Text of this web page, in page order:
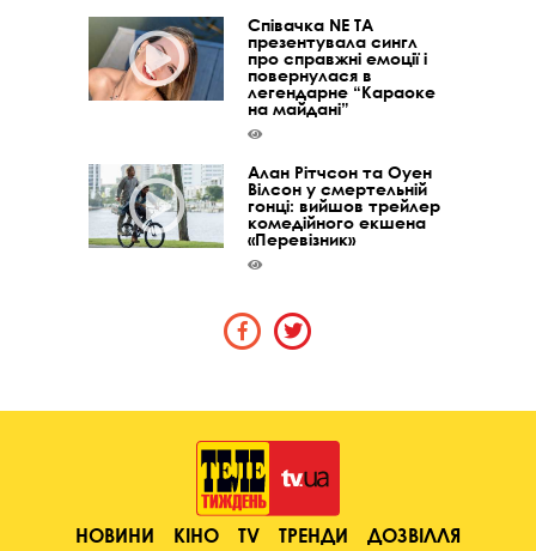
Співачка NE TA
презентувала сингл
про справжні емоції і
повернулася в
легендарне “Караоке
на майдані”
Алан Рітчсон та Оуен
Вілсон у смертельній
гонці: вийшов трейлер
комедійного екшена
«Перевізник»
НОВИНИ КІНО TV ТРЕНДИ
ДОЗВІЛЛЯ